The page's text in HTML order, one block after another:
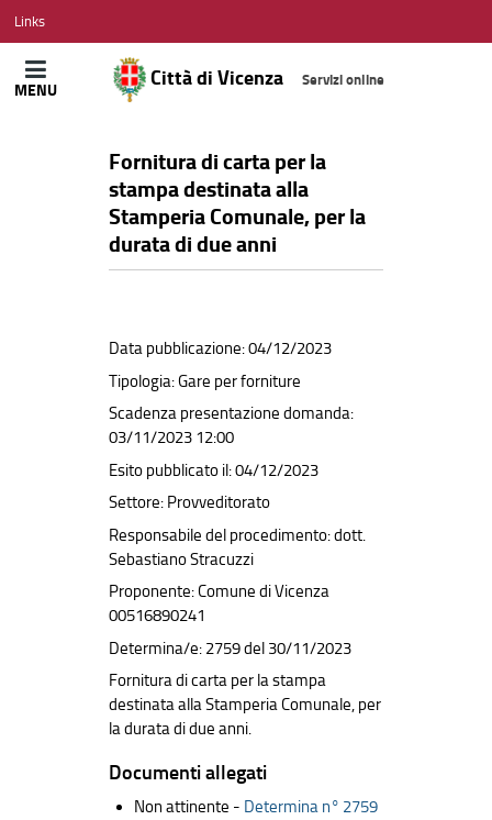
CITTÀ
DI
VICENZA
Links
Città di Vicenza Servizi online
MENU
Fornitura di carta per la
stampa destinata alla
Stamperia Comunale, per la
durata di due anni
Data pubblicazione: 04/12/2023
Tipologia: Gare per forniture
Scadenza presentazione domanda:
03/11/2023 12:00
Esito pubblicato il: 04/12/2023
Settore: Provveditorato
Responsabile del procedimento: dott.
Sebastiano Stracuzzi
Proponente: Comune di Vicenza
00516890241
Determina/e: 2759 del 30/11/2023
Fornitura di carta per la stampa
destinata alla Stamperia Comunale, per
la durata di due anni.
Documenti allegati
Non attinente - Determina n° 2759